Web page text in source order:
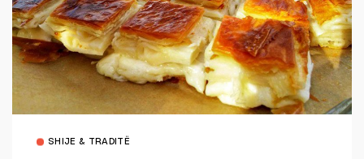
SHIJE & TRADITË